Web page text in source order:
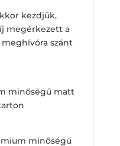
kezdjük,
megérkezett a
szánt
minőségű matt
minőségű